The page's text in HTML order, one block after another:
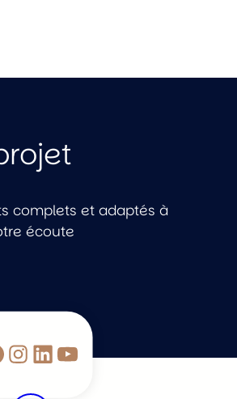
complets et adaptés à
écoute
Instagram
LinkedIn
YouTube